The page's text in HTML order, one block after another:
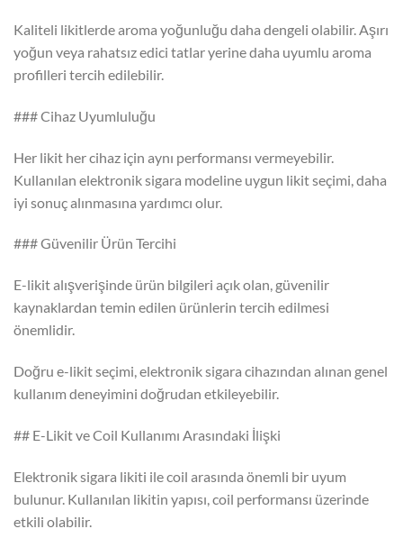
Kaliteli likitlerde aroma yoğunluğu daha dengeli olabilir. Aşırı
yoğun veya rahatsız edici tatlar yerine daha uyumlu aroma
profilleri tercih edilebilir.
### Cihaz Uyumluluğu
Her likit her cihaz için aynı performansı vermeyebilir.
Kullanılan elektronik sigara modeline uygun likit seçimi, daha
iyi sonuç alınmasına yardımcı olur.
### Güvenilir Ürün Tercihi
E-likit alışverişinde ürün bilgileri açık olan, güvenilir
kaynaklardan temin edilen ürünlerin tercih edilmesi
önemlidir.
Doğru e-likit seçimi, elektronik sigara cihazından alınan genel
kullanım deneyimini doğrudan etkileyebilir.
## E-Likit ve Coil Kullanımı Arasındaki İlişki
Elektronik sigara likiti ile coil arasında önemli bir uyum
bulunur. Kullanılan likitin yapısı, coil performansı üzerinde
etkili olabilir.